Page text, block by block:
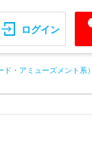
ログイン
・アミューズメント系）